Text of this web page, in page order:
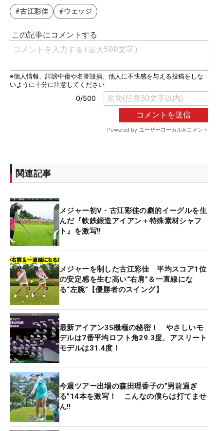
#古江彩佳 #ウェッジ
関連記事
メジャー初V・古江彩佳の劇的イーグルを生
んだ『軟鉄鍛造アイアン＋特殊素材シャフ
ト』を激写‼
メジャーを制した古江彩佳 平均スコア1位
の安定感を生む高い“右肩”＆一直線にな
る“左腕”【優勝者のスイング】
最新アイアン35機種の秘密！ やさしいモ
デルは7番平均ロフト角29.3度、アスリート
モデルは31.4度！
今週ツアー出場の森田理香子の”男前過ぎ
る”14本を激写！ こんなの僕らは打てませ
ん‼